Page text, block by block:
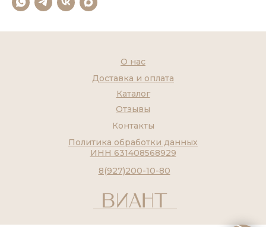
Контакты
8(927)200-10-80
Каталог
О нас
Доставка и оплата
Отзывы
Политика обработки данных
ИНН 631408568929